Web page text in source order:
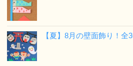
【夏】8月の壁面飾り！全